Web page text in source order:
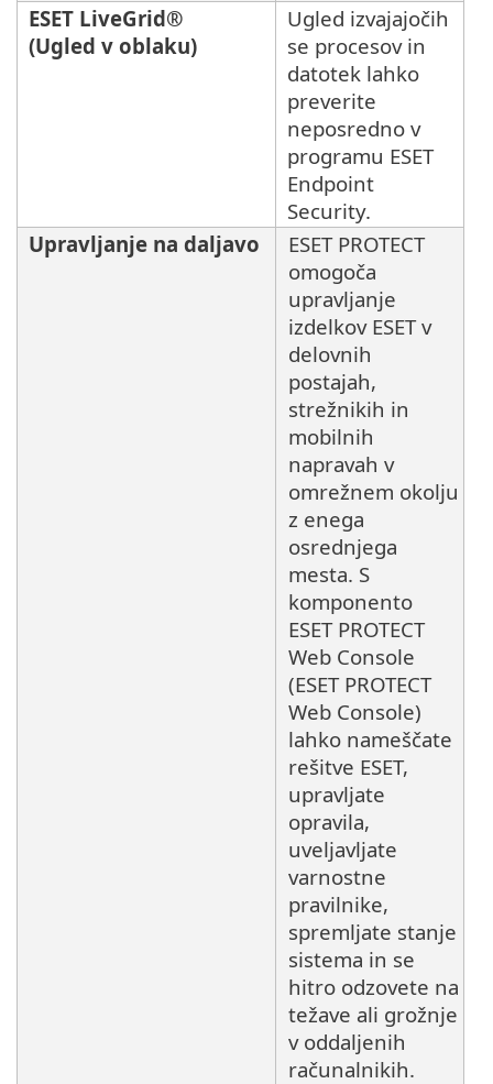
ESET LiveGrid®
(Ugled v oblaku)
Ugled izvajajočih
se procesov in
datotek lahko
preverite
neposredno v
programu ESET
Endpoint
Security.
Upravljanje na daljavo
ESET PROTECT
omogoča
upravljanje
izdelkov ESET v
delovnih
postajah,
strežnikih in
mobilnih
napravah v
omrežnem okolju
z enega
osrednjega
mesta. S
komponento
ESET PROTECT
Web Console
(ESET PROTECT
Web Console)
lahko nameščate
rešitve ESET,
upravljate
opravila,
uveljavljate
varnostne
pravilnike,
spremljate stanje
sistema in se
hitro odzovete na
težave ali grožnje
v oddaljenih
računalnikih.